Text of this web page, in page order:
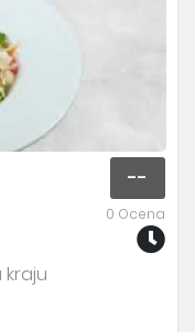
--
0 Ocena
kraju